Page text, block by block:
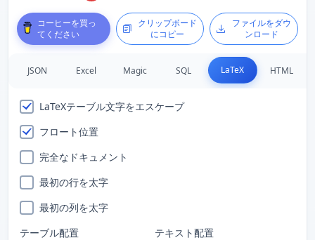
コーヒーを買っ
てください
クリップボード
にコピー
ファイルをダウ
ンロード
JSON Excel Magic SQL LaTeX HTML
LaTeXテーブル文字をエスケープ
フロート位置
完全なドキュメント
最初の行を太字
最初の列を太字
テーブル配置
テキスト配置